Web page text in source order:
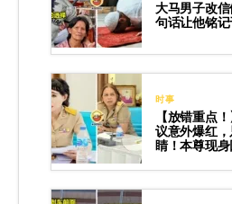
大马男子改
句话让他铭
时事
【放错重点
议意外爆红
睛！本尊现身